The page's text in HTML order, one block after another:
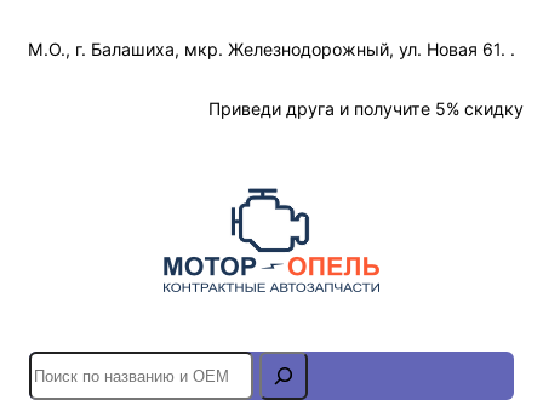
М.О., г. Балашиха, мкр. Железнодорожный, ул. Новая 61. .
Приведи друга и получите 5% скидку
S